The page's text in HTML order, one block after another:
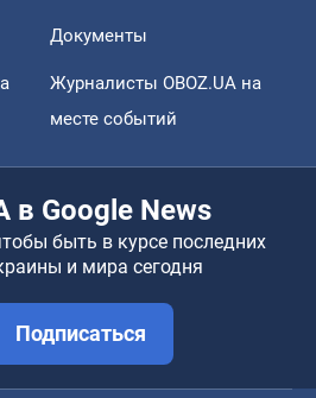
Документы
Журналисты OBOZ.UA на
месте событий
в Google News
быть в курсе последних
и мира сегодня
Подписаться